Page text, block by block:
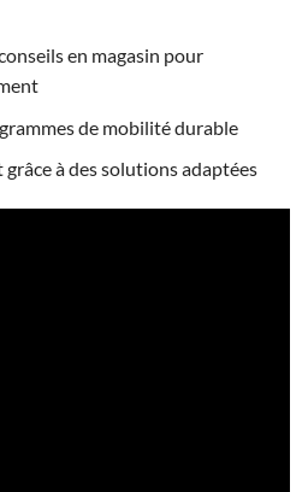
en magasin pour
de mobilité durable
à des solutions adaptées